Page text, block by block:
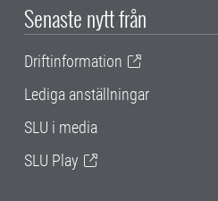
Senaste nytt från
Driftinformation
Lediga anställningar
SLU i media
SLU Play